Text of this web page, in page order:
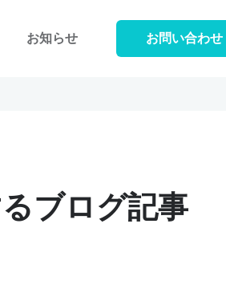
お知らせ お問い合わせ
ブログ記事